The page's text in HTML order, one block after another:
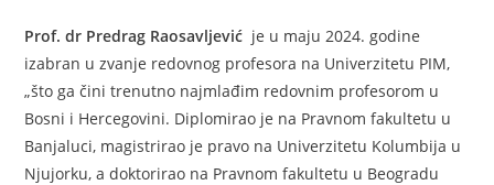
Prof. dr Predrag Raosavljević je u maju 2024. godine
izabran u zvanje redovnog profesora na Univerzitetu PIM,
„što ga čini trenutno najmlađim redovnim profesorom u
Bosni i Hercegovini. Diplomirao je na Pravnom fakultetu u
Banjaluci, magistrirao je pravo na Univerzitetu Kolumbija u
Njujorku, a doktorirao na Pravnom fakultetu u Beogradu